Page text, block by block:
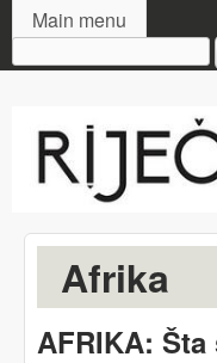
MAIN MENU
Main menu
Search form
Afrika
AFRIKA: